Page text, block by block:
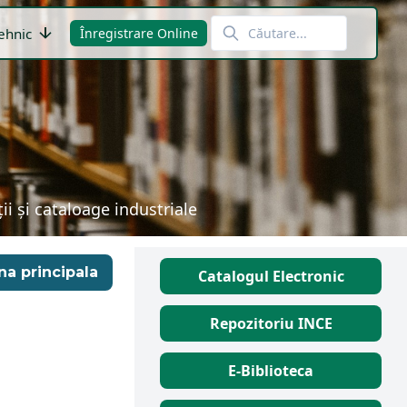
arrow_downward Înregistrare Online
și cataloage industriale
principala Catalogul Electronic
Repozitoriu INCE
E-Biblioteca